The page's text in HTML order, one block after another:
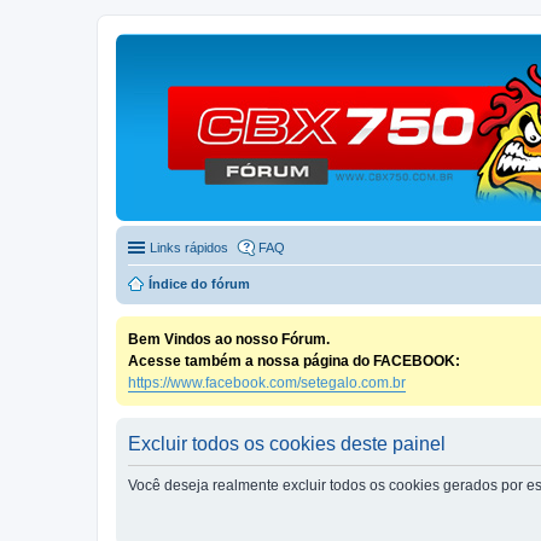
Links rápidos FAQ
Índice do fórum
Bem Vindos ao nosso Fórum.
Acesse também a nossa página do FACEBOOK:
https://www.facebook.com/setegalo.com.br
Excluir todos os cookies deste painel
Você deseja realmente excluir todos os cookies gerados por